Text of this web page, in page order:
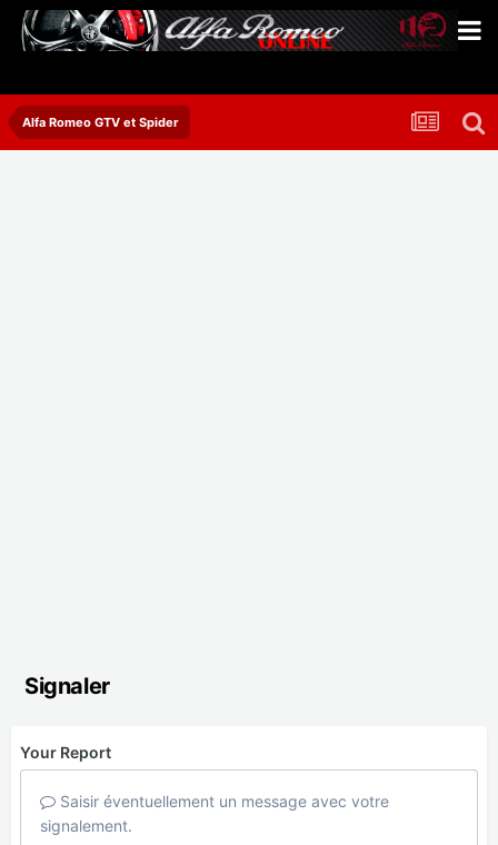
Alfa Romeo GTV et Spider
Signaler
Your Report
Saisir éventuellement un message avec votre
signalement.